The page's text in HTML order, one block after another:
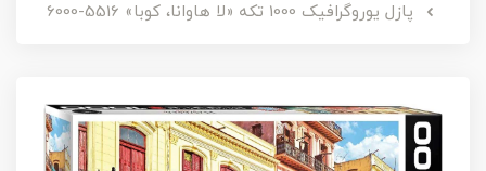
پازل یوروگرافیک 1000 تکه «لا هاوانا، کوبا» 5516-6000